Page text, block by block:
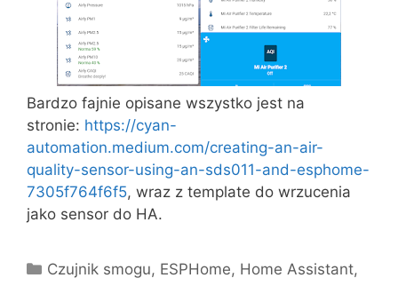
Bardzo fajnie opisane wszystko jest na
stronie: https://cyan-
automation.medium.com/creating-an-air-
quality-sensor-using-an-sds011-and-esphome-
7305f764f6f5, wraz z template do wrzucenia
jako sensor do HA.
Kategorie
Czujnik smogu, ESPHome, Home Assistant,